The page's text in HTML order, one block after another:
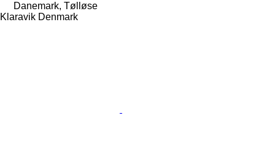
Danemark, Tølløse
Klaravik Denmark